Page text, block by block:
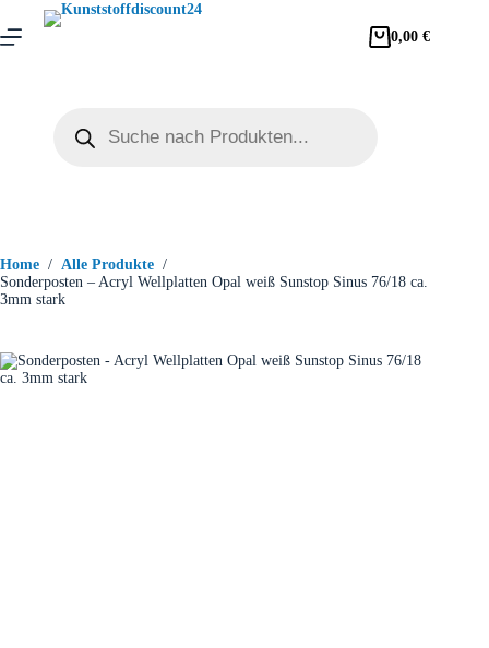
0,00€
Home / Alle Produkte /
Sonderposten – Acryl Wellplatten Opal weiß Sunstop Sinus 76/18 ca.
3mm stark